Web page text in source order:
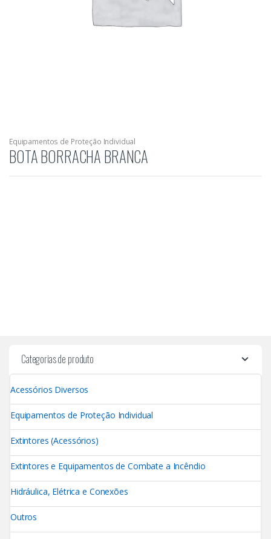
Equipamentos de Proteção Individual
BOTA BORRACHA BRANCA
Categorias de produto
Acessórios Diversos
Equipamentos de Proteção Individual
Extintores (Acessórios)
Extintores e Equipamentos de Combate a Incêndio
Hidráulica, Elétrica e Conexões
Outros